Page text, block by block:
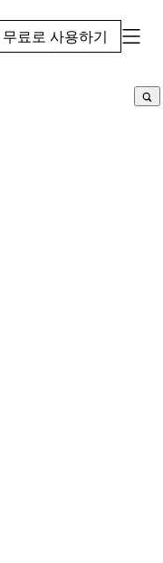
료로 사용하기